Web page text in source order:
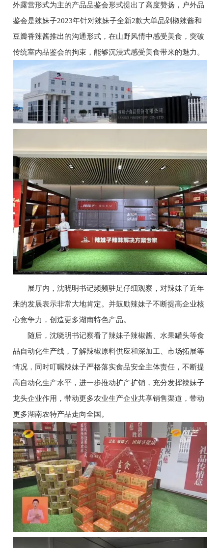
外露营形式为主的产品品鉴会形式提出了高度赞扬，户外品
鉴会是辣妹子2023年针对辣妹子全新2款大单品剁椒辣酱和
豆瓣香辣酱推出的沟通形式，在山野风情中感受美食，突破
传统室内品鉴会的拘束，能够沉浸式感受美食带来的魅力。
展厅内，沈晓明书记频频驻足仔细观察，对辣妹子近年
来的发展表示非常大地肯定。并鼓励辣妹子不断提高企业核
心竞争力，创造更多湖南特色产品。
随后，沈晓明书记察看了辣妹子辣椒酱、水果罐头等食
品自动化生产线，了解辣椒原料供应和深加工、市场拓展等
情况，同时叮嘱辣妹子严格落实食品安全主体责任，不断提
高自动化生产水平，进一步推动扩产扩销，充分发挥辣妹子
龙头企业作用，带动更多农业生产企业共享销售渠道，带动
更多湖南农特产品走向全国。